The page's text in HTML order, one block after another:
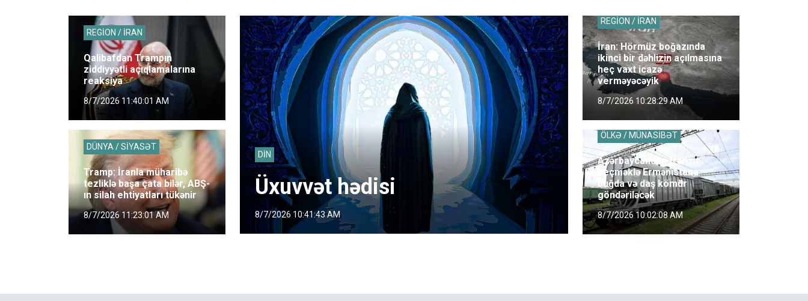
REGİON / İRAN
Qalibafdan Trampın
ziddiyyətli açıqlamalarına
reaksiya
8/7/2026 11:40:01 AM
DÜNYA / SİYASƏT
Tramp: İranla müharibə
tezliklə başa çata bilər, ABŞ-
ın silah ehtiyatları tükənir
8/7/2026 11:23:01 AM
DİN
Üxuvvət hədisi
8/7/2026 10:41:43 AM
REGİON / İRAN
İran: Hörmüz boğazında
ikinci bir dəhlizin açılmasına
heç vaxt icazə
verməyəcəyik
8/7/2026 10:28:29 AM
ÖLKƏ / MÜNASİBƏT
Azərbaycandan tranzit
keçməklə Ermənistana
buğda və daş kömür
göndəriləcək
8/7/2026 10:02:08 AM